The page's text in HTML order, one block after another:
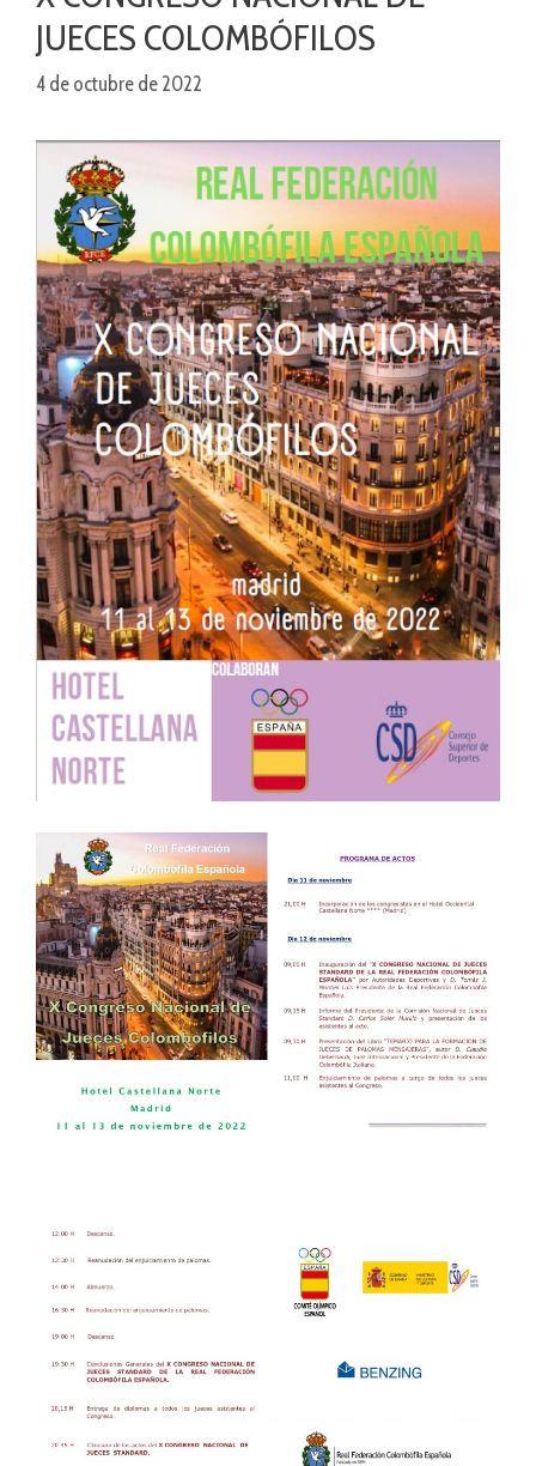
JUECES COLOMBÓFILOS
4 de octubre de 2022